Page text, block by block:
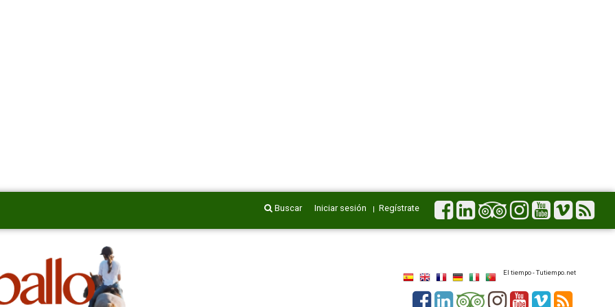
Buscar Iniciar sesión Regístrate
El tiempo - Tutiempo.net